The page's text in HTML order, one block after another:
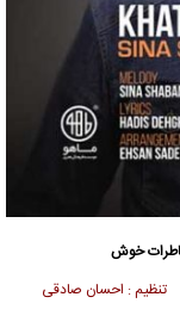
خوش
تنظیم : احسان صادقی